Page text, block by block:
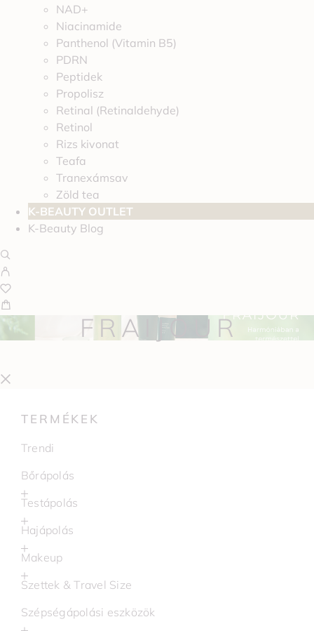
NAD+
Niacinamide
Panthenol (Vitamin B5)
PDRN
Peptidek
Propolisz
Retinal (Retinaldehyde)
Retinol
Rizs kivonat
Teafa
Tranexámsav
Zöld tea
K-BEAUTY OUTLET
K-Beauty Blog
FRAIJOUR
TERMÉKEK
Trendi
Bőrápolás
Testápolás
Hajápolás
Makeup
Szettek & Travel Size
Szépségápolási eszközök